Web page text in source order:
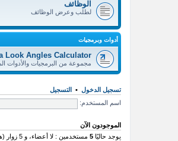
الوظائف
لطلب وعرض الوظائف
أدوات وبرمجيات
Look Angles Calculator
مجموعة من البرمجيات والأدوات
تسجيل الدخول • التسجيل
اسم المستخدم:
الموجودون الآن
يوجد حاليًا 5 مستخدمين : لا أعضاء، و 5 زوار (هذه البيانات تعتمد على الأعضاء النشطين خلال الـ 5 دقائق الماضية)